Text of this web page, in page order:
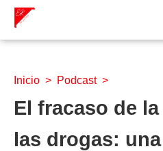
Inicio > Podcast>
El fracaso de
las drogas: